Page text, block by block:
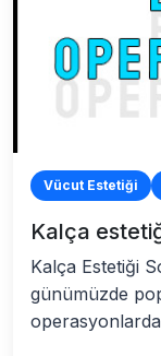
Vücut Estetiği
Kalça
Kalça Estetiği
günümüzde